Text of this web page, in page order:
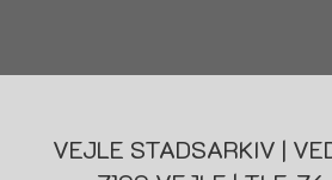
VEJLE STADSARKIV |